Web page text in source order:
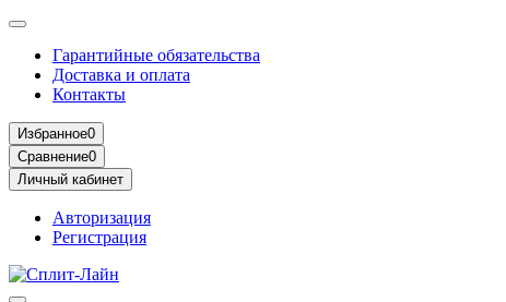
Гарантийные обязательства
Доставка и оплата
Контакты
Избранное0
Сравнение0
Личный кабинет
Авторизация
Регистрация